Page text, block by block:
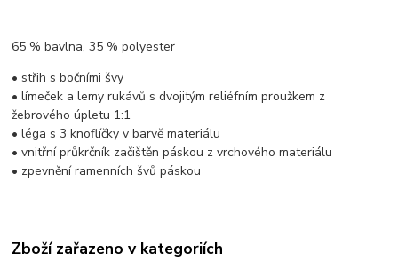
65 % bavlna, 35 % polyester
• střih s bočními švy
• límeček a lemy rukávů s dvojitým reliéfním proužkem z
žebrového úpletu 1:1
• léga s 3 knoflíčky v barvě materiálu
• vnitřní průkrčník začištěn páskou z vrchového materiálu
• zpevnění ramenních švů páskou
Zboží zařazeno v kategoriích